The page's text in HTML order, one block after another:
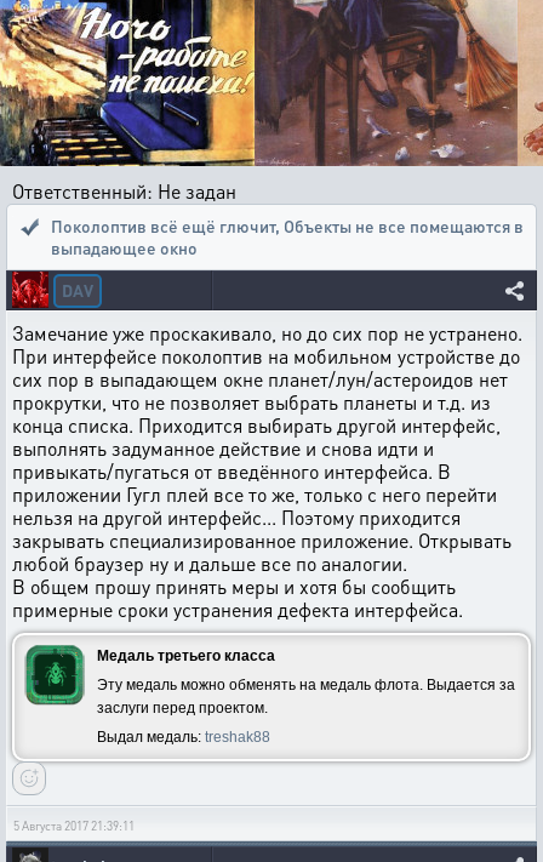
Ответственный: Не задан
Поколоптив всё ещё глючит, Объекты не все помещаются в
выпадающее окно
DAV
Замечание уже проскакивало, но до сих пор не устранено.
При интерфейсе поколоптив на мобильном устройстве до
сих пор в выпадающем окне планет/лун/астероидов нет
прокрутки, что не позволяет выбрать планеты и т.д. из
конца списка. Приходится выбирать другой интерфейс,
выполнять задуманное действие и снова идти и
привыкать/пугаться от введённого интерфейса. В
приложении Гугл плей все то же, только с него перейти
нельзя на другой интерфейс... Поэтому приходится
закрывать специализированное приложение. Открывать
любой браузер ну и дальше все по аналогии.
В общем прошу принять меры и хотя бы сообщить
примерные сроки устранения дефекта интерфейса.
Медаль третьего класса
Эту медаль можно обменять на медаль флота. Выдается за
заслуги перед проектом.
Выдал медаль: treshak88
5 Августа 2017 21:39:11